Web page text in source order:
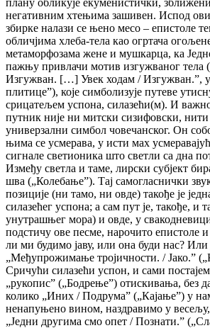
негативним хтењима зашивен. Испод
збирке налази се њено месо – епистоле
обличјима хлеба-тела као огртача
метаморфозама жене и мушкарца, ка
пажњу привлачи мотив изгужваног тела
Изгужван. […] Увек ходам / Изгужван.ˮ, у
плитицеˮ), које симболизује путеве
срицатељем успона, силазећи(м). И важно
путник није ни митски сизифовски,
универзални симбол човечанског. Он
њима се усмерава, у исти мах
сигнале светионика што светли са дна
Између светла и таме, лирски субјект
шва („Колебањеˮ). Тај самогласнички
позиције (ни тамо, ни овде) такође је
силазећег успона; а сам пут је, такође, и
унутрашњег мора) и овде, у
подстичу ове песме, нарочито епистоле и
ли ми будимо јаву, или она буди нас? Или
„Међупрожимање тројичности. / Јако.ˮ
Сричући силазећи успон, и сами
„рукописˮ („Бодрењеˮ) отискивања, без
колико „Иних / Подрумаˮ („Кајањеˮ) у
ненапуњено вином, наздравимо у
„Једни другима смо опет / Познати.ˮ